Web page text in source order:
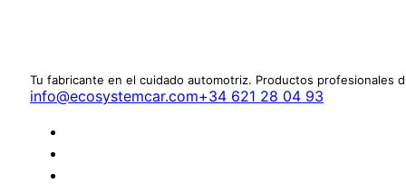
Tu fabricante en el cuidado automotriz. Productos profesionales
info@ecosystemcar.com+34 621 28 04 93